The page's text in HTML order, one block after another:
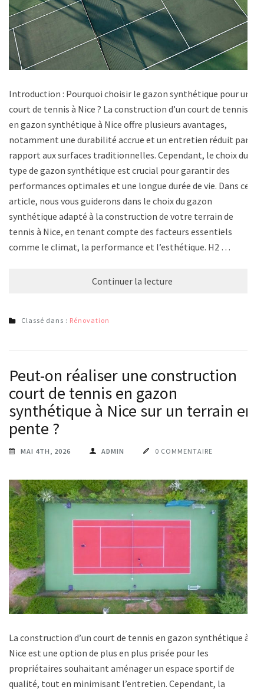
Introduction : Pourquoi choisir le gazon synthétique pour un
court de tennis à Nice ? La construction d’un court de tennis
en gazon synthétique à Nice offre plusieurs avantages,
notamment une durabilité accrue et un entretien réduit par
rapport aux surfaces traditionnelles. Cependant, le choix du
type de gazon synthétique est crucial pour garantir des
performances optimales et une longue durée de vie. Dans cet
article, nous vous guiderons dans le choix du gazon
synthétique adapté à la construction de votre terrain de
tennis à Nice, en tenant compte des facteurs essentiels
comme le climat, la performance et l’esthétique. H2 …
Continuer la lecture
Classé dans : Rénovation
Peut-on réaliser une construction
court de tennis en gazon
synthétique à Nice sur un terrain en
pente ?
MAI 4TH, 2026 ADMIN 0 COMMENTAIRE
La construction d’un court de tennis en gazon synthétique à
Nice est une option de plus en plus prisée pour les
propriétaires souhaitant aménager un espace sportif de
qualité, tout en minimisant l’entretien. Cependant, la